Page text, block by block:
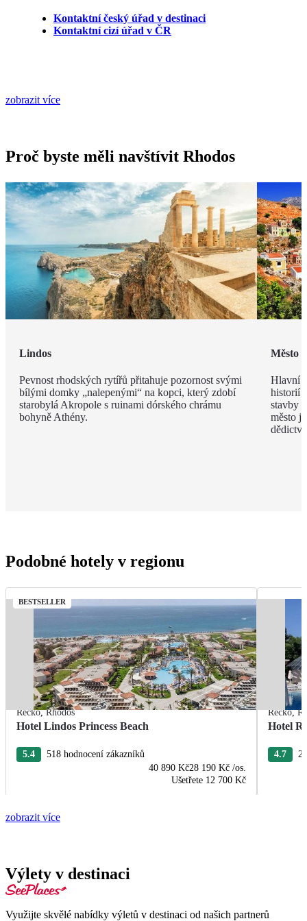
Kontaktní český úřad v destinaci
Kontaktní cizí úřad v ČR
zobrazit více
Proč byste měli navštívit Rhodos
Lindos
Pevnost rhodských rytířů přitahuje pozornost svými
bílými domky „nalepenými“ na kopci, který zdobí
starobylá Akropole s ruinami dórského chrámu
bohyně Athény.
Město
Hlavní
historií
stavby
město
Podobné hotely v regionu
BESTSELLER
Řecko,Rhodos
Hotel Lindos Princess Beach
5.4
518 hodnocení zákazníků
40 890 Kč28 190 Kč /os.
Ušetřete 12 700 Kč
Řecko,
Hotel
4.7
zobrazit více
Výlety v destinaci
Využijte skvělé nabídky výletů v destinaci od našich partnerů